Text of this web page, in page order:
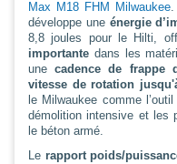
Max M18 FHM Milwaukee.
développe une énergie
8,8 joules pour le Hilti,
importante dans les
unecadence de frappe
vitesse de rotation
le Milwaukee comme
démolition intensive et les
le béton armé.
Le rapport poids/